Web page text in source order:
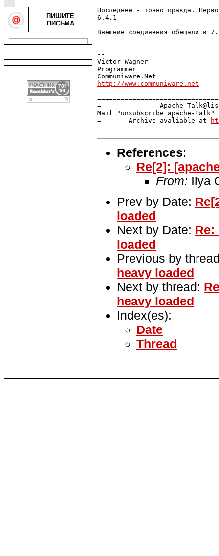
ПИШИТЕ
ПИСЬМА
Последнее - точно правда.
6.4.1
Внешние соединения обещали в
--
Victor Wagner
Programmer
http://www.communiware.net
=               Apache-
Mail "unsubscribe apache-
=       Archive avaliable at
References:
Re[2]:
From: Ilya
Prev by Date:
loaded
Next by Date: Re:
loaded
Previous by
heavy loaded
Next by thread:
heavy loaded
Index(es):
Date
Thread